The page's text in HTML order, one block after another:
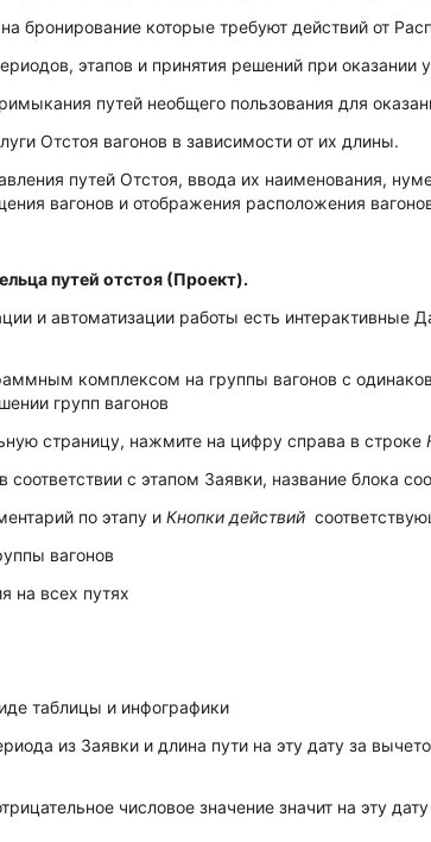
бронирование которые требуют действий от
этапов и принятия решений при оказании
путей необщего пользования для
Отстоя вагонов в зависимости от их длины.
путей Отстоя, ввода их наименования,
вагонов и отображения расположения
путей отстоя (Проект).
и автоматизации работы есть
комплексом на группы вагонов с
групп вагонов
страницу, нажмите на цифру справа в строке
с этапом Заявки, название блока
по этапу и Кнопки действий
вагонов
на всех путях
таблицы и инфографики
из Заявки и длина пути на эту дату за
числовое значение значит на эту